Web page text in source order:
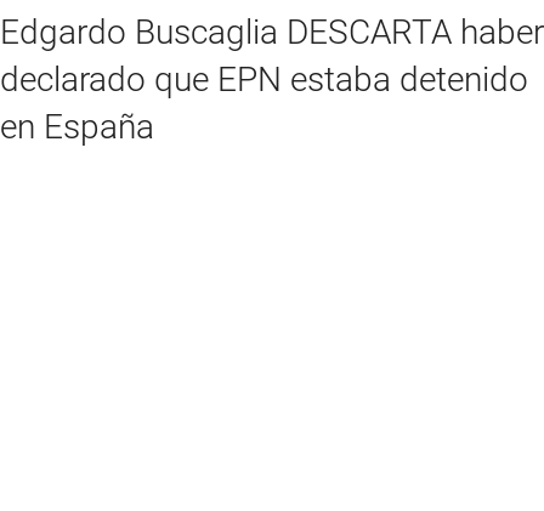
Edgardo Buscaglia DESCARTA haber
declarado que EPN estaba detenido
en España